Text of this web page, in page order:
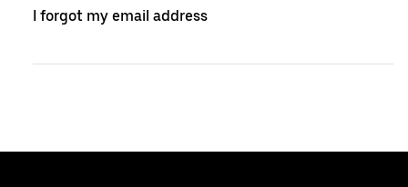
I forgot my email address